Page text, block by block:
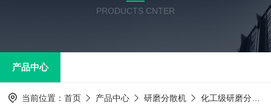
PRODUCTS CNTER
产品中心
当前位置： 首页 产品中心 研磨分散机 化工级研磨分散机